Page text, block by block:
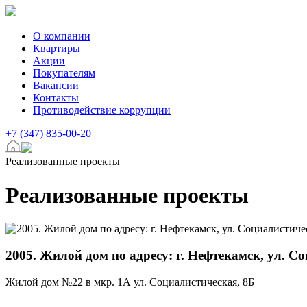
О компании
Квартиры
Акции
Покупателям
Вакансии
Контакты
Противодействие коррупции
+7 (347) 835-00-20
Реализованные проекты
Реализованные проекты
2005. Жилой дом по адресу: г. Нефтекамск, ул.
Жилой дом №22 в мкр. 1А ул. Социалистическая, 8Б